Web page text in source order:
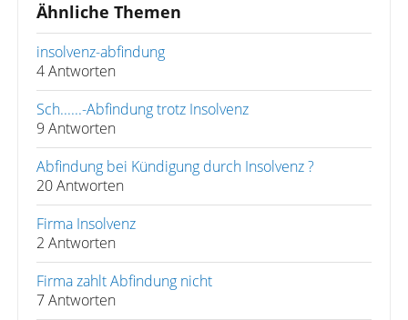
Ähnliche Themen
insolvenz-abfindung
4 Antworten
Sch......-Abfindung trotz Insolvenz
9 Antworten
Abfindung bei Kündigung durch Insolvenz ?
20 Antworten
Firma Insolvenz
2 Antworten
Firma zahlt Abfindung nicht
7 Antworten